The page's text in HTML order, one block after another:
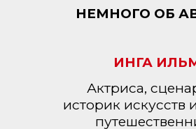
НЕМНОГО ОБ
ИНГА
Актриса,
историк искусств